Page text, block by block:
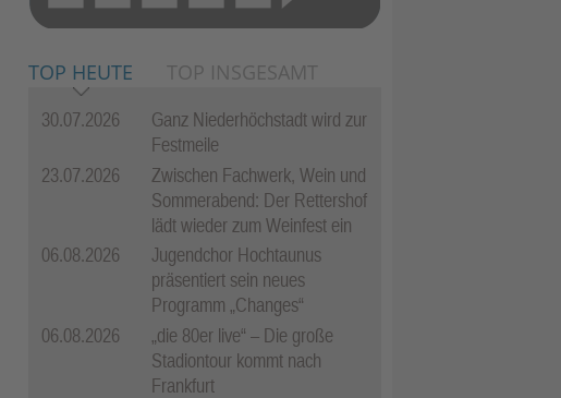
TOP HEUTE TOP INSGESAMT
30.07.2026
Ganz Niederhöchstadt wird zur
Festmeile
23.07.2026
Zwischen Fachwerk, Wein und
Sommerabend: Der Rettershof
lädt wieder zum Weinfest ein
06.08.2026
Jugendchor Hochtaunus
präsentiert sein neues
Programm „Changes“
06.08.2026
„die 80er live“ – Die große
Stadiontour kommt nach
Frankfurt